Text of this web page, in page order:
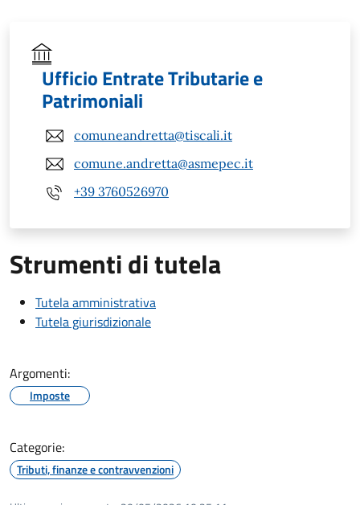
Ufficio Entrate Tributarie e
Patrimoniali
comuneandretta@tiscali.it
comune.andretta@asmepec.it
+39 3760526970
Strumenti di tutela
Tutela amministrativa
Tutela giurisdizionale
Argomenti:
Imposte
Categorie:
Tributi, finanze e contravvenzioni